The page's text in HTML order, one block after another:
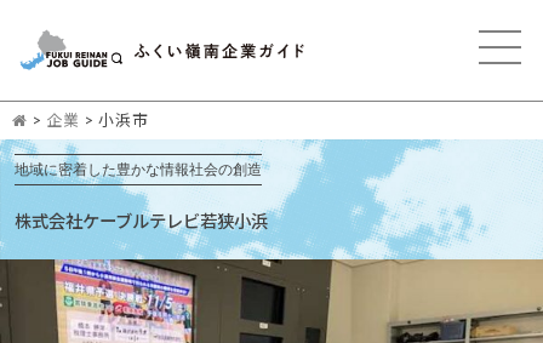
> 企業 > 小浜市
地域に密着した豊かな情報社会の創造
株式会社ケーブルテレビ若狭小浜